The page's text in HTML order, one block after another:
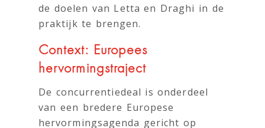
de doelen van Letta en Draghi in de
praktijk te brengen.
Context: Europees
hervormingstraject
De concurrentiedeal is onderdeel
van een bredere Europese
hervormingsagenda gericht op